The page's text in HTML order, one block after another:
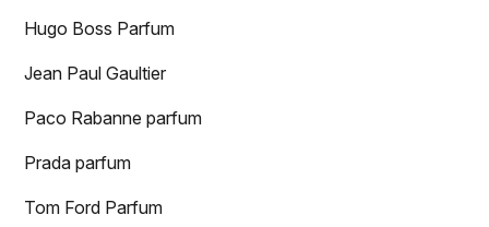
Hugo Boss Parfum
Jean Paul Gaultier
Paco Rabanne parfum
Prada parfum
Tom Ford Parfum